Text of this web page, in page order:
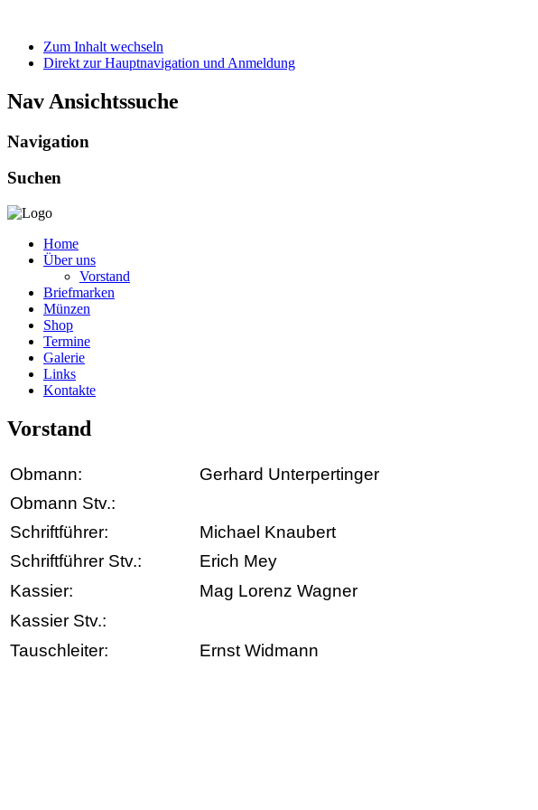
Zum Inhalt wechseln
Direkt zur Hauptnavigation und Anmeldung
Nav Ansichtssuche
Navigation
Suchen
Home
Über uns
Vorstand
Briefmarken
Münzen
Shop
Termine
Galerie
Links
Kontakte
Vorstand
Obmann:
Gerhard Unterpertinger
Obmann Stv.:
Schriftführer:
Michael Knaubert
Schriftführer Stv.:
Erich Mey
Kassier:
Mag Lorenz Wagner
Kassier Stv.:
Tauschleiter:
Ernst Widmann